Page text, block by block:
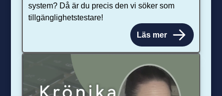
system? Då är du precis den vi söker som
tillgänglighetstestare!
Läs mer